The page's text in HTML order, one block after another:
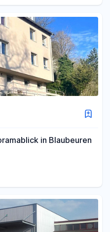
in Blaubeuren